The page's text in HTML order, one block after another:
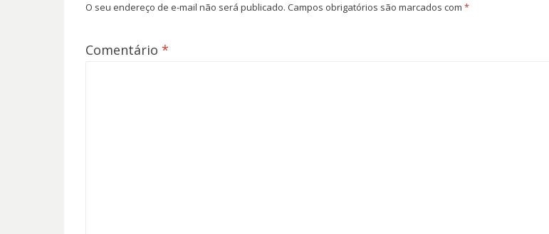
O seu endereço de e-mail não será publicado. Campos obrigatórios são marcados com *
Comentário *